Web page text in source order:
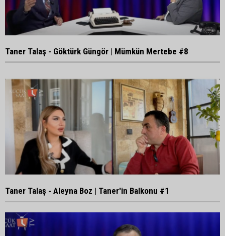
Taner Talaş - Göktürk Güngör | Mümkün Mertebe #8
Taner Talaş - Aleyna Boz | Taner'in Balkonu #1